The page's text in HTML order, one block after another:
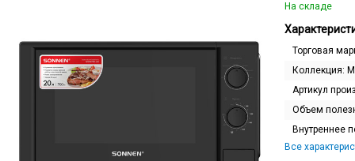
На складе
Торговая
Коллекция:
Артикул
Объем
Внутреннее
Все